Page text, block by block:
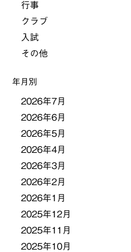
ゲ
ー
ョ
ン
行事
クラブ
入試
その他
年月別
2026年7月
2026年6月
2026年5月
2026年4月
2026年3月
2026年2月
2026年1月
2025年12月
2025年11月
2025年10月